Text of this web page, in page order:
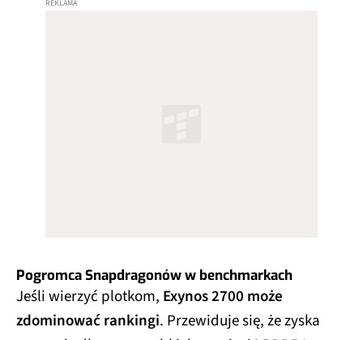
Pogromca Snapdragonów w benchmarkach
Jeśli wierzyć plotkom, Exynos 2700 może
zdominować rankingi. Przewiduje się, że zyska